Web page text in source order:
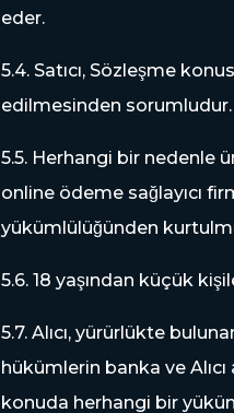
eder.
5.4. Satıcı, Sözleşme
edilmesinden sorumludur.
5.5. Herhangi bir nedenle
online ödeme sağlayıcı
yükümlülüğünden
5.6. 18 yaşından küçük
5.7. Alıcı, yürürlükte
hükümlerin banka ve Alıcı
konuda herhangi bir